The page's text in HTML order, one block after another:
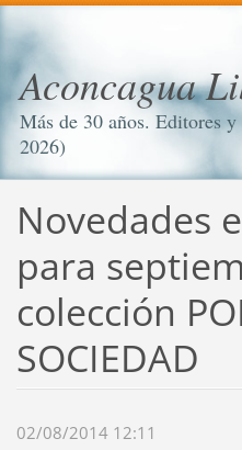
Aconcagua
Más de 30 años. Editores
2026)
Novedades
para
colección
SOCIEDAD
02/08/2014 12:11